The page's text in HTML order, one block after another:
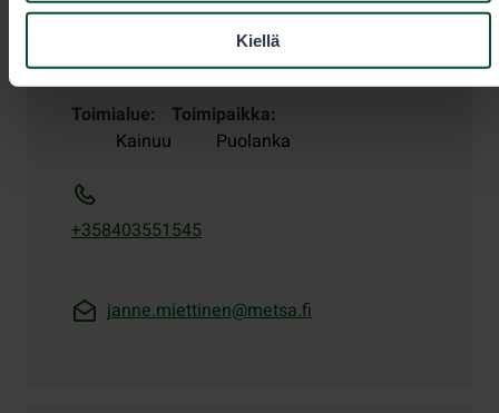
Kiellä
Toimialue
Kainuu
Toimipaikka
Puolanka
+358403551545
janne.miettinen@metsa.fi